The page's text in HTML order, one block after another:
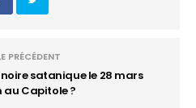
PRÉCÉDENT
noire satanique le 28 mars
au Capitole ?